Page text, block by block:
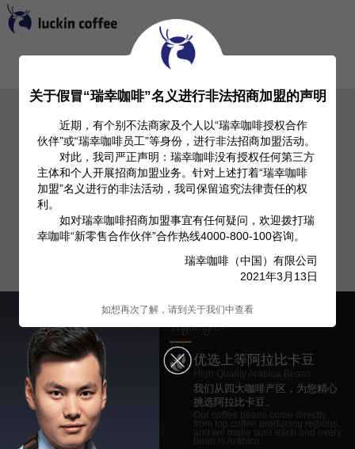
Investor Relation
优选上等阿拉比卡豆
High Quality Arabica Beans
我们从四大咖啡产区，为您精心
挑选阿拉比卡豆。
Our coffee beans come directly
from top coffee producing regions,
and we make sure each and every
bean is Arabica.
关于假冒“瑞幸咖啡”名义进行非法招商加盟的声明
近期，有个别不法商家及个人以“瑞幸咖啡授权合作
伙伴”或“瑞幸咖啡员工”等身份，进行非法招商加盟活动。
对此，我司严正声明：瑞幸咖啡没有授权任何第三方
主体和个人开展招商加盟业务。针对上述打着“瑞幸咖啡
加盟”名义进行的非法活动，我司保留追究法律责任的权
利。
如对瑞幸咖啡招商加盟事宜有任何疑问，欢迎拨打瑞
幸咖啡“新零售合作伙伴”合作热线4000-800-100咨询。
瑞幸咖啡（中国）有限公司
2021年3月13日
如想再次了解，请到关于我们中查看